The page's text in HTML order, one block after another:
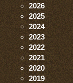
2026
2025
2024
2023
2022
2021
2020
2019